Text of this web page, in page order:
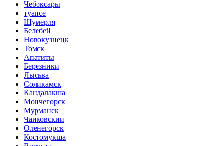
Чебоксары
туапсе
Шумерля
Белебей
Новокузнецк
Томск
Апатиты
Березники
Лысьва
Соликамск
Кандалакша
Мончегорск
Мурманск
Чайковский
Оленегорск
Костомукша